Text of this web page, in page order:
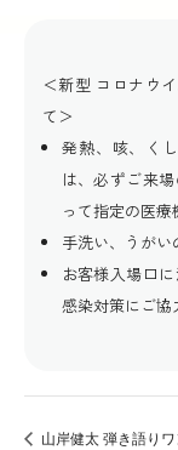
＜新型 コロナウ
て＞
発熱、咳、く
は、必ずご来
って指定の医療
手洗い、うがい
お客様入場口
感染対策にご協
山岸健太 弾き語り